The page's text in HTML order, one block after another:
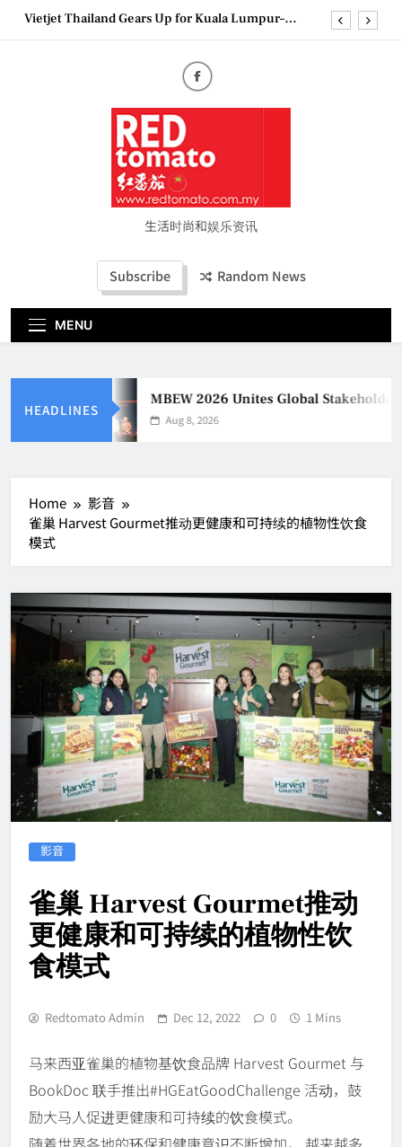
SkipVietjet Thailand Gears Up for Kuala Lumpur–
Couture Fashion Week Malaysia 2026– Press
MBEW 2026 Unites Global Stakeholders to Shape
the Future of Business Events
Vietjet Thailand Gears Up for Kuala Lumpur–
Bangkok Service Launch on9 October
Epson reinvents affordable printing with next-
generation EcoTank Series生活时尚和娱乐资讯
Subscribe Random News
MENU
HEADLINES
MBEW 2026 Unites Global
Aug 8, 2026
Home
影音
雀巢 Harvest Gourmet推动更健康和可持续的植物性饮食
模式
影音
雀巢 Harvest Gourmet推动
更健康和可持续的植物性饮
食模式
Redtomato Admin Dec 12, 2022 0 1 Mins
马来西亚雀巢的植物基饮食品牌 Harvest Gourmet 与
BookDoc 联手推出#HGEatGoodChallenge 活动，鼓
励大马人促进更健康和可持续的饮食模式。